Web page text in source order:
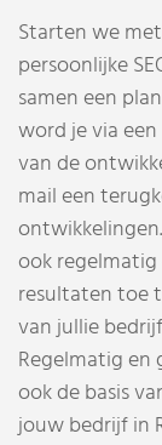
Starten we
persoonlijke
samen een
word je via
van de
mail een
ook
resultaten toe
van jullie
Regelmatig
ook de basis
jouw bedrijf in